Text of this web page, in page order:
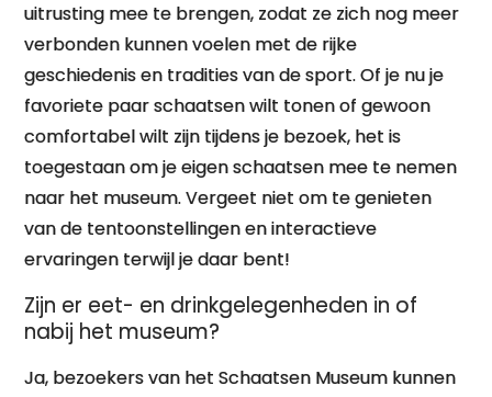
uitrusting mee te brengen, zodat ze zich nog meer
verbonden kunnen voelen met de rijke
geschiedenis en tradities van de sport. Of je nu je
favoriete paar schaatsen wilt tonen of gewoon
comfortabel wilt zijn tijdens je bezoek, het is
toegestaan om je eigen schaatsen mee te nemen
naar het museum. Vergeet niet om te genieten
van de tentoonstellingen en interactieve
ervaringen terwijl je daar bent!
Zijn er eet- en drinkgelegenheden in of
nabij het museum?
Ja, bezoekers van het Schaatsen Museum kunnen